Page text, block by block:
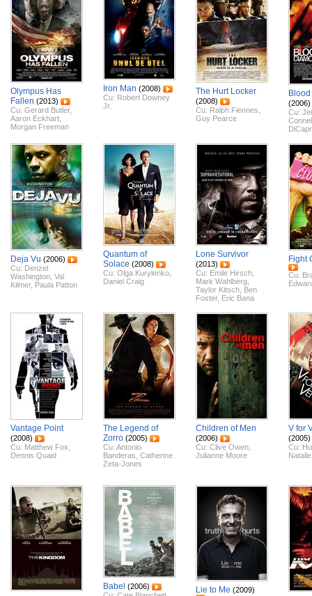
Olympus Has
Fallen (2013)
Cu: Gerard Butler,
Aaron Eckhart
Morgan Freeman
Iron Man (2008)
Cu: Robert Downey
Jr.
The Hurt Locker
(2008)
Cu: Ralph Fiennes
Guy Pearce
(2006)
Cu:
Deja Vu (2006)
Cu: Denzel
Washington Val
Kilmer, Paula Patton
Quantum of
Solace (2008)
Cu: Olga Kurylenko
Daniel Craig
Lone Survivor
(2013)
Cu: Emile Hirsch
Mark Wahlberg
Taylor Kitsch Ben
Foster, Eric Bana
Fight
Cu:
Vantage Point
(2008)
Cu: Matthew Fox
Dennis Quaid
The Legend of
Zorro (2005)
Cu: Antonio
Banderas Catherine
Zeta-Jones
Children of Men
(2006)
Cu: Clive Owen
Julianne Moore
V for
(2005)
Cu:
Babel (2006)
Lie to Me (2009)